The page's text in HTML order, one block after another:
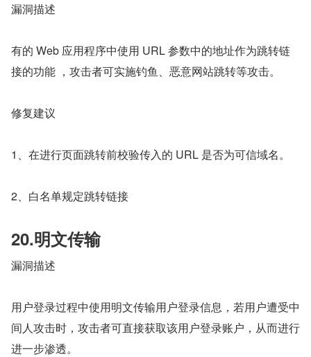
漏洞描述
有的 Web 应用程序中使用 URL 参数中的地址作为跳转链
接的功能 ，攻击者可实施钓鱼、恶意网站跳转等攻击。
修复建议
1、在进行页面跳转前校验传入的 URL 是否为可信域名。
2、白名单规定跳转链接
20.明文传输
漏洞描述
用户登录过程中使用明文传输用户登录信息，若用户遭受中
间人攻击时，攻击者可直接获取该用户登录账户，从而进行
进一步渗透。